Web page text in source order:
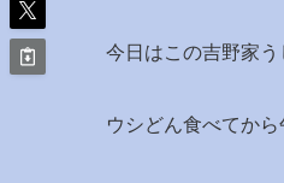
今日はこの吉野家う
ウシどん食べてから